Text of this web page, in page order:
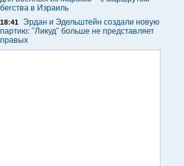
бегства в Израиль
18:41
Эрдан и Эдельштейн создали новую
партию: "Ликуд" больше не представляет
правых